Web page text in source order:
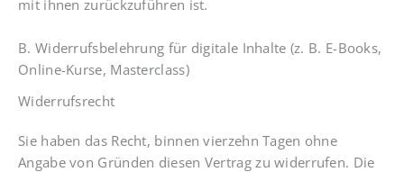
mit ihnen zurückzuführen ist.
B. Widerrufsbelehrung für digitale Inhalte (z. B. E-Books,
Online-Kurse, Masterclass)
Widerrufsrecht
Sie haben das Recht, binnen vierzehn Tagen ohne
Angabe von Gründen diesen Vertrag zu widerrufen. Die